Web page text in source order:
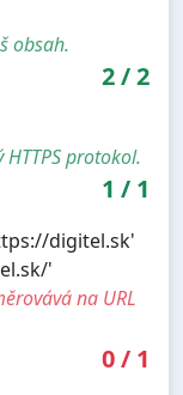
obsah.
2/2
protokol.
1 / 1
digitel.sk'
'
na URL
0/ 1